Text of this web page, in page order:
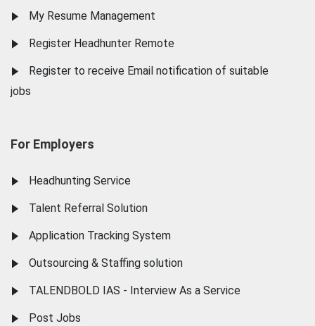
My Resume Management
Register Headhunter Remote
Register to receive Email notification of suitable
jobs
For Employers
Headhunting Service
Talent Referral Solution
Application Tracking System
Outsourcing & Staffing solution
TALENDBOLD IAS - Interview As a Service
Post Jobs